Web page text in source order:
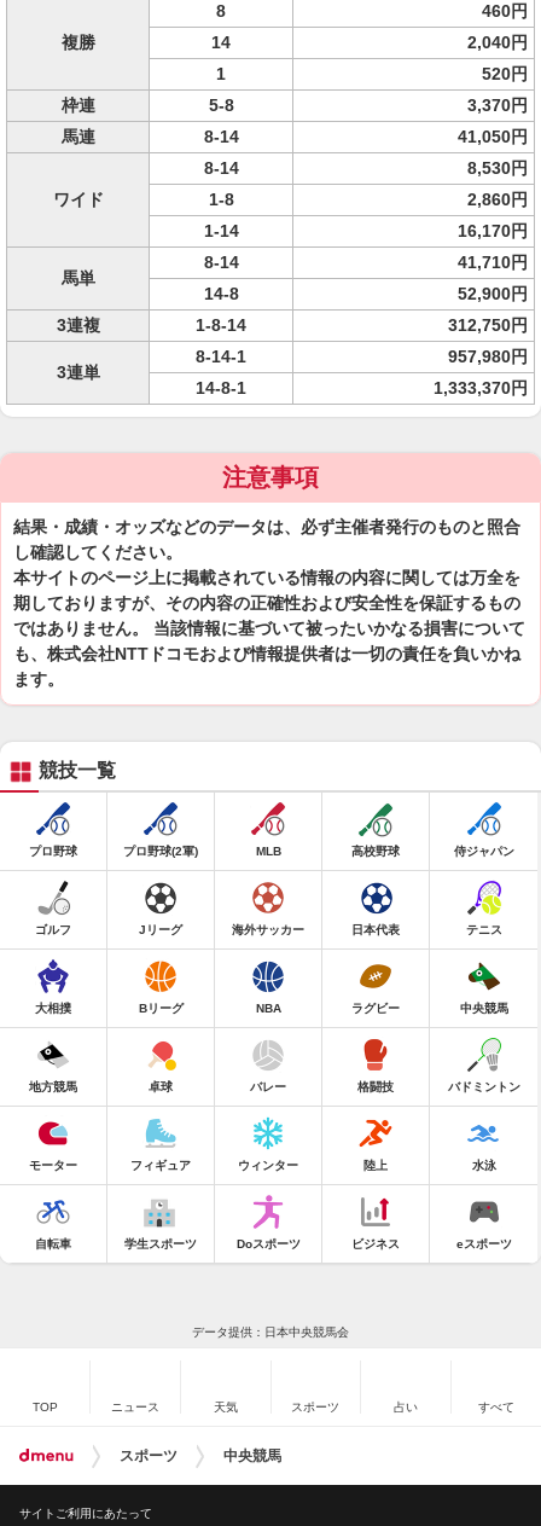
複勝
8
460円
14
2,040円
1
520円
枠連
5-8
3,370円
馬連
8-14 41,050円
ワイド
8-14
8,530円
1-8
2,860円
1-14
16,170円
馬単
8-14
41,710円
14-8
52,900円
3連複
1-8-14 312,750円
3連単
8-14-1
957,980円
14-8-1
1,333,370円
注意事項
結果・成績・オッズなどのデータは、必ず主催者発行のものと照合
し確認してください。
本サイトのページ上に掲載されている情報の内容に関しては万全を
期しておりますが、その内容の正確性および安全性を保証するもの
ではありません。 当該情報に基づいて被ったいかなる損害について
も、株式会社NTTドコモおよび情報提供者は一切の責任を負いかね
ます。
競技一覧
プロ野球 プロ野球(2軍) MLB 高校野球 侍ジャパン
ゴルフ Jリーグ 海外サッカー 日本代表 テニス
大相撲 Bリーグ NBA ラグビー 中央競馬
地方競馬 卓球 バレー 格闘技 バドミントン
モーター フィギュア ウィンター 陸上 水泳
自転車 学生スポーツ Doスポーツ ビジネス eスポーツ
データ提供：日本中央競馬会
TOP ニュース 天気 スポーツ 占い すべて
スポーツ 中央競馬
サイトご利用にあたって